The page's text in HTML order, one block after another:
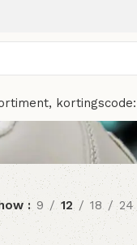
9 12 18 24